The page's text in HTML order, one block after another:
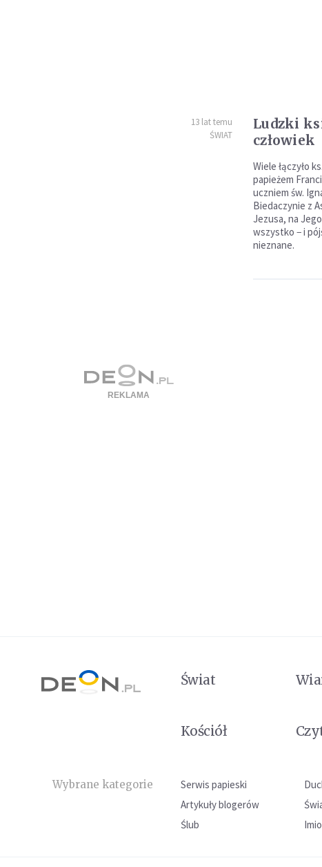
13 lat temu
ŚWIAT
Ludzki
człowiek
Wiele łączyło
papieżem
uczniem św.
Biedaczynie z
Jezusa, na
wszystko − i
nieznane.
Świat
Kościół
Wybrane kategorie Serwis papieski
Artykuły blogerów
Ślub